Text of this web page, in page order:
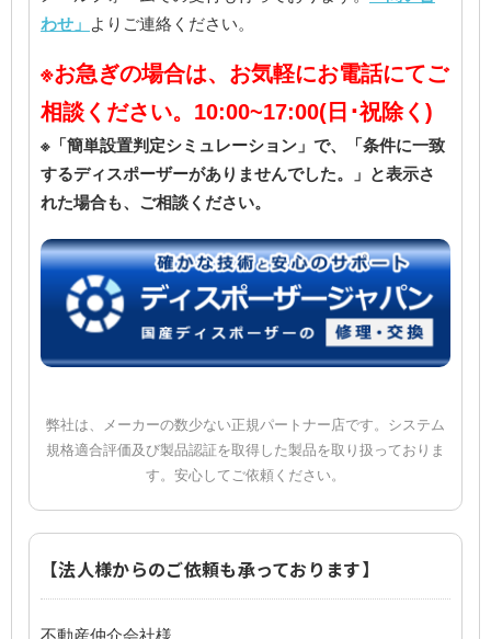
わせ」 よりご連絡ください。
※お急ぎの場合は、お気軽にお電話にてご
相談ください。10:00~17:00(日･祝除く)
※「簡単設置判定シミュレーション」で、「条件に一致
するディスポーザーがありませんでした。」と表示さ
れた場合も、ご相談ください。
弊社は、メーカーの数少ない正規パートナー店です。システム
規格適合評価及び製品認証を取得した製品を取り扱っておりま
す。安心してご依頼ください。
【法人様からのご依頼も承っております】
不動産仲介会社様